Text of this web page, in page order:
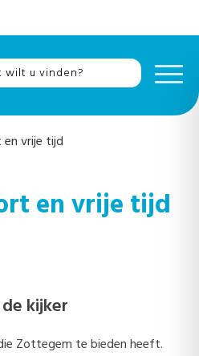
vrije tijd
en vrije tijd
kijker
Zottegem te bieden heeft.